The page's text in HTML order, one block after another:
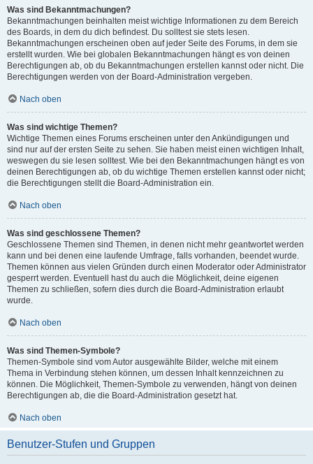
Was sind Bekanntmachungen?
Bekanntmachungen beinhalten meist wichtige Informationen zu dem Bereich
des Boards, in dem du dich befindest. Du solltest sie stets lesen.
Bekanntmachungen erscheinen oben auf jeder Seite des Forums, in dem sie
erstellt wurden. Wie bei globalen Bekanntmachungen hängt es von deinen
Berechtigungen ab, ob du Bekanntmachungen erstellen kannst oder nicht. Die
Berechtigungen werden von der Board-Administration vergeben.
Nach oben
Was sind wichtige Themen?
Wichtige Themen eines Forums erscheinen unter den Ankündigungen und
sind nur auf der ersten Seite zu sehen. Sie haben meist einen wichtigen Inhalt,
weswegen du sie lesen solltest. Wie bei den Bekanntmachungen hängt es von
deinen Berechtigungen ab, ob du wichtige Themen erstellen kannst oder nicht;
die Berechtigungen stellt die Board-Administration ein.
Nach oben
Was sind geschlossene Themen?
Geschlossene Themen sind Themen, in denen nicht mehr geantwortet werden
kann und bei denen eine laufende Umfrage, falls vorhanden, beendet wurde.
Themen können aus vielen Gründen durch einen Moderator oder Administrator
gesperrt werden. Eventuell hast du auch die Möglichkeit, deine eigenen
Themen zu schließen, sofern dies durch die Board-Administration erlaubt
wurde.
Nach oben
Was sind Themen-Symbole?
Themen-Symbole sind vom Autor ausgewählte Bilder, welche mit einem
Thema in Verbindung stehen können, um dessen Inhalt kennzeichnen zu
können. Die Möglichkeit, Themen-Symbole zu verwenden, hängt von deinen
Berechtigungen ab, die die Board-Administration gesetzt hat.
Nach oben
Benutzer-Stufen und Gruppen